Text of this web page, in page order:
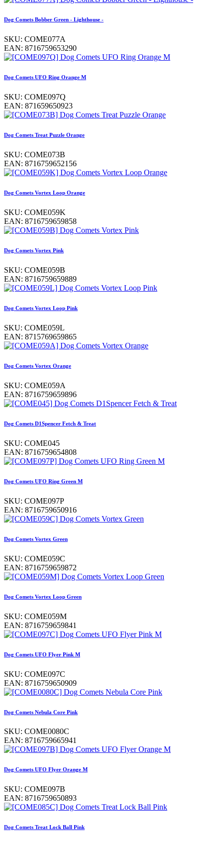
Dog Comets Bobber Green - Lighthouse -
SKU: COME077A
EAN: 8716759653290
Dog Comets UFO Ring Orange M
SKU: COME097Q
EAN: 871659650923
Dog Comets Treat Puzzle Orange
SKU: COME073B
EAN: 8716759652156
Dog Comets Vortex Loop Orange
SKU: COME059K
EAN: 8716759659858
Dog Comets Vortex Pink
SKU: COME059B
EAN: 8716759659889
Dog Comets Vortex Loop Pink
SKU: COME059L
EAN: 8715769659865
Dog Comets Vortex Orange
SKU: COME059A
EAN: 8716759659896
Dog Comets D1Spencer Fetch & Treat
SKU: COME045
EAN: 8716759654808
Dog Comets UFO Ring Green M
SKU: COME097P
EAN: 8716759650916
Dog Comets Vortex Green
SKU: COME059C
EAN: 8716759659872
Dog Comets Vortex Loop Green
SKU: COME059M
EAN: 8716759659841
Dog Comets UFO Flyer Pink M
SKU: COME097C
EAN: 8716759650909
Dog Comets Nebula Core Pink
SKU: COME0080C
EAN: 8716759665941
Dog Comets UFO Flyer Orange M
SKU: COME097B
EAN: 8716759650893
Dog Comets Treat Lock Ball Pink